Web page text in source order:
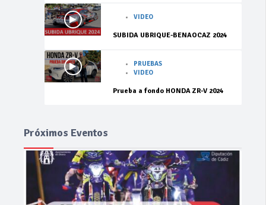
VIDEO
SUBIDA UBRIQUE-BENAOCAZ 2024
PRUEBAS
VIDEO
Prueba a fondo HONDA ZR-V 2024
Próximos Eventos